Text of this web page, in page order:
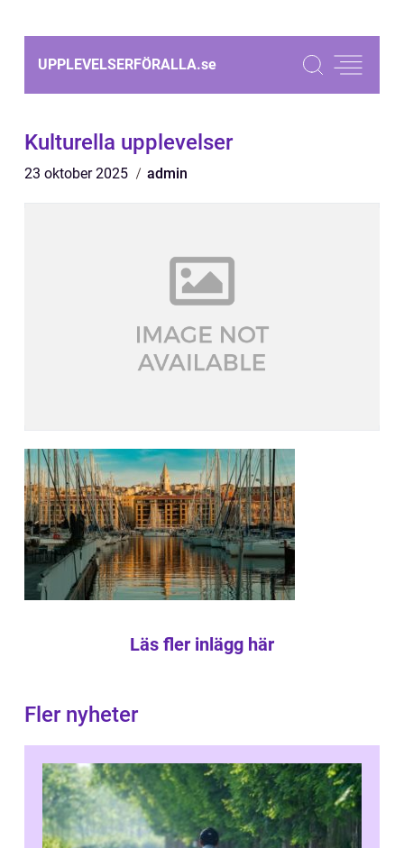
UPPLEVELSERFÖRALLA.se
Kulturella upplevelser
23 oktober 2025 admin
Läs fler inlägg här
Fler nyheter